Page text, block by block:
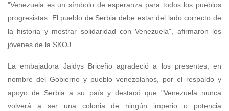
"Venezuela es un símbolo de esperanza para todos los pueblos
progresistas. El pueblo de Serbia debe estar del lado correcto de
la historia y mostrar solidaridad con Venezuela", afirmaron los
jóvenes de la SKOJ.
La embajadora Jaidys Briceño agradeció a los presentes, en
nombre del Gobierno y pueblo venezolanos, por el respaldo y
apoyo de Serbia a su país y destacó que "Venezuela nunca
volverá a ser una colonia de ningún imperio o potencia